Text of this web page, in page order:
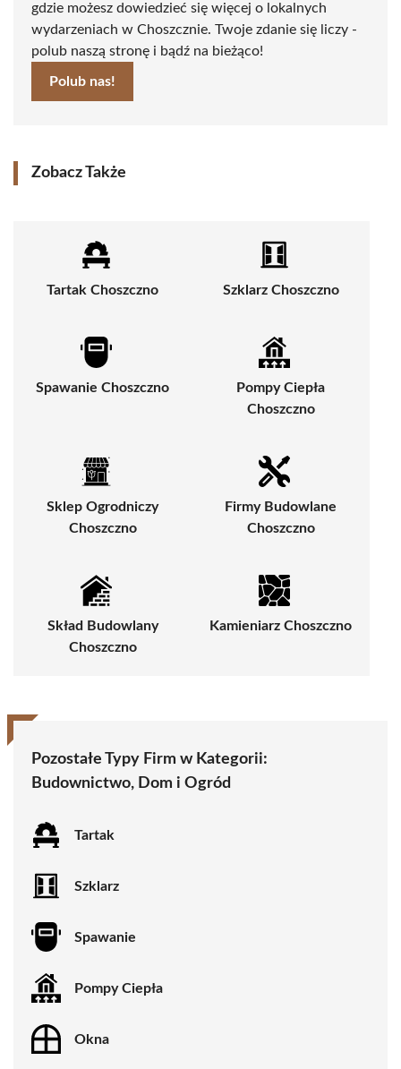
gdzie możesz dowiedzieć się więcej o lokalnych
wydarzeniach w Choszcznie. Twoje zdanie się liczy -
polub naszą stronę i bądź na bieżąco!
Polub nas!
Zobacz Także
Tartak Choszczno Szklarz Choszczno
Spawanie Choszczno
Pompy Ciepła
Choszczno
Sklep Ogrodniczy
Choszczno
Firmy Budowlane
Choszczno
Skład Budowlany
Choszczno
Kamieniarz Choszczno
Pozostałe Typy Firm w Kategorii:
Budownictwo, Dom i Ogród
Tartak
Szklarz
Spawanie
Pompy Ciepła
Okna